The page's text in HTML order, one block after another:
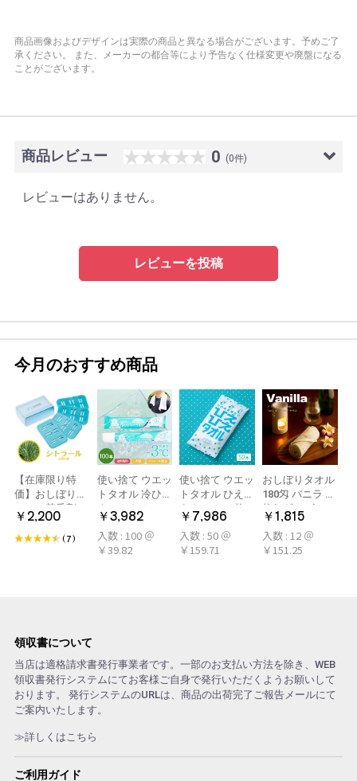
商品画像およびデザインは実際の商品と異なる場合がございます。予めご了
承ください。
また、メーカーの都合等により予告なく仕様変更や廃盤になる
ことがございます。
商品レビュー 0 (0件)
レビューはありません。
レビューを投稿
今月のおすすめ商品
【在庫限り特
価】おしぼり用
アロマ芳香剤
LARME(ラルム)
シトラール 旧デ
￥2,200
(7)
使い捨て ウエッ
トタオル 冷ひや
ネックタオル
50本×2パック
100本 冷感タオ
ル 首 個包装 日
￥3,982
入数 : 100 ＠
￥39.82
使い捨て ウエッ
トタオル ひえひ
えタオル 50枚
冷感タオル ミン
ト アロマおしぼ
り
￥7,986
入数 : 50 ＠
￥159.71
おしぼりタオル
180匁 バニラ 12
枚(1ダース)
￥1,815
入数 : 12 ＠
￥151.25
領収書について
当店は適格請求書発行事業者です。一部のお支払い方法を除き、WEB
領収書発行システムにてお客様ご自身で発行いただくようお願いして
おります。 発行システムのURLは、商品の出荷完了ご報告メールにて
ご案内いたします。
≫詳しくはこちら
ご利用ガイド